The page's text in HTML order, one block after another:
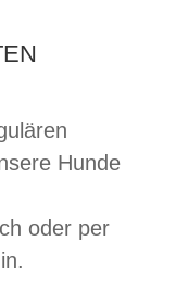
Hunde
oder per